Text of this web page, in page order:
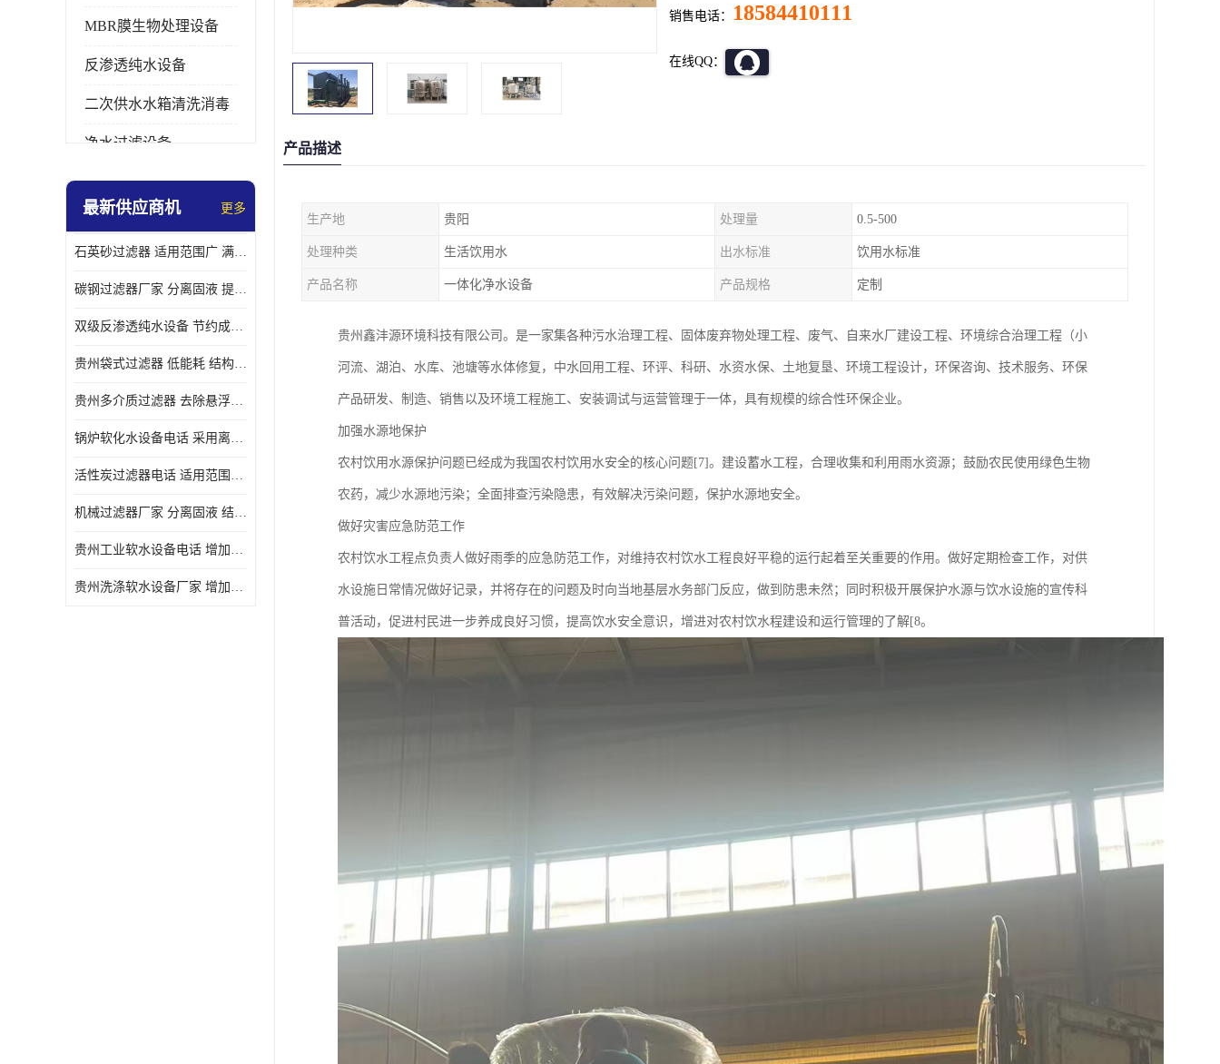
MBR膜生物处理设备
反渗透纯水设备
二次供水水箱清洗消毒
净水过滤设备
软水设备
最新供应商机 更多
石英砂过滤器 适用范围广 满足不同的需求
碳钢过滤器厂家 分离固液 提高过滤效率
双级反渗透纯水设备 节约成本 提供高纯度水
贵州袋式过滤器 低能耗 结构简单
贵州多介质过滤器 去除悬浮物 防止水垢和堵塞
锅炉软化水设备电话 采用离子交换技术 减少维修和更换的成本
活性炭过滤器电话 适用范围广 防止水垢和堵塞
机械过滤器厂家 分离固液 结构简单
贵州工业软水设备电话 增加清洁效果 使水更加清澈 干净
贵州洗涤软水设备厂家 增加清洁效果 减少维修和更换的成本
销售电话： 18584410111
在线QQ：
产品描述
生产地 贵阳 处理量 0.5-500
处理种类 生活饮用水 出水标准 饮用水标准
产品名称 一体化净水设备 产品规格 定制
贵州鑫沣源环境科技有限公司。是一家集各种污水治理工程、固体废弃物处理工程、废气、自来水厂建设工程、环境综合治理工程（小
河流、湖泊、水库、池塘等水体修复，中水回用工程、环评、科研、水资水保、土地复垦、环境工程设计，环保咨询、技术服务、环保
产品研发、制造、销售以及环境工程施工、安装调试与运营管理于一体，具有规模的综合性环保企业。
加强水源地保护
农村饮用水源保护问题已经成为我国农村饮用水安全的核心问题[7]。建设蓄水工程，合理收集和利用雨水资源；鼓励农民使用绿色生物
农药，减少水源地污染；全面排查污染隐患，有效解决污染问题，保护水源地安全。
做好灾害应急防范工作
农村饮水工程点负责人做好雨季的应急防范工作，对维持农村饮水工程良好平稳的运行起着至关重要的作用。做好定期检查工作，对供
水设施日常情况做好记录，并将存在的问题及时向当地基层水务部门反应，做到防患未然；同时积极开展保护水源与饮水设施的宣传科
普活动，促进村民进一步养成良好习惯，提高饮水安全意识，增进对农村饮水程建设和运行管理的了解[8。